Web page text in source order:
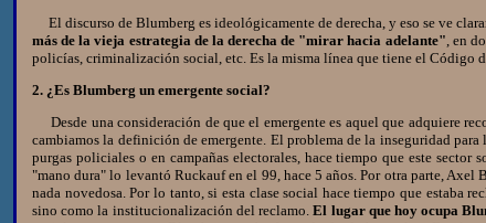
El discurso de Blumberg es ideológicamente de derecha, y eso se ve
más de la vieja estrategia de la derecha de "mirar hacia adelante", en
policías, criminalización social, etc. Es la misma línea que tiene el Código
2. ¿Es Blumberg un emergente social?
Desde una consideración de que el emergente es aquel que adquiere
cambiamos la definición de emergente. El problema de la inseguridad
purgas policiales o en campañas electorales, hace tiempo que este
"mano dura" lo levantó Ruckauf en el 99, hace 5 años. Por otra parte, Axel
nada novedosa. Por lo tanto, si esta clase social hace tiempo que estaba
sino como la institucionalización del reclamo.El lugar que hoy ocupa